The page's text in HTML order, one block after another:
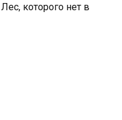
Лес, которого нет в